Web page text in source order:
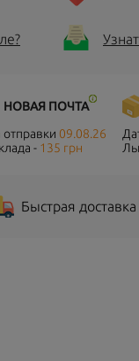
НОВАЯ ПОЧТА
отправки 09.08.26
- 135 грн
Быстрая доставка